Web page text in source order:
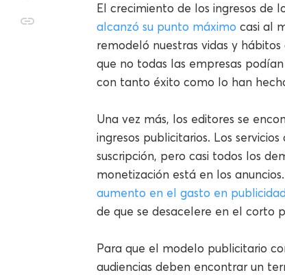
El crecimiento de los ingresos de
alcanzó su punto máximo casi al
remodeló nuestras vidas y
que no todas las empresas
con tanto éxito como lo han
Una vez más, los editores se
ingresos publicitarios. Los
suscripción, pero casi todos los
monetización está en los
aumento en el gasto en
de que se desacelere en el corto
Para que el modelo publicitario
audiencias deben encontrar un